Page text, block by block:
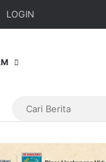
LOGIN